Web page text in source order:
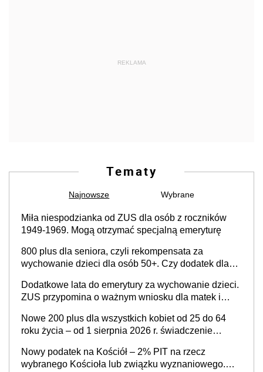
REKLAMA
Tematy
Najnowsze Wybrane
Miła niespodzianka od ZUS dla osób z roczników
1949-1969. Mogą otrzymać specjalną emeryturę
800 plus dla seniora, czyli rekompensata za
wychowanie dzieci dla osób 50+. Czy dodatek dla
Dodatkowe lata do emerytury za wychowanie dzieci.
ZUS przypomina o ważnym wniosku dla matek i
Nowe 200 plus dla wszystkich kobiet od 25 do 64
roku życia – od 1 sierpnia 2026 r. świadczenie
Nowy podatek na Kościół – 2% PIT na rzecz
wybranego Kościoła lub związku wyznaniowego.